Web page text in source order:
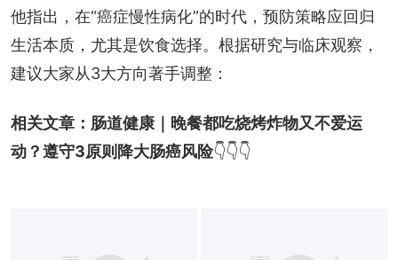
他指出，在“癌症慢性病化”的时代，预防策略应回归
生活本质，尤其是饮食选择。根据研究与临床观察，
建议大家从3大方向著手调整：
相关文章： 肠道健康｜晚餐都吃烧烤炸物又不爱运
动？遵守3原则降大肠癌风险👇👇👇